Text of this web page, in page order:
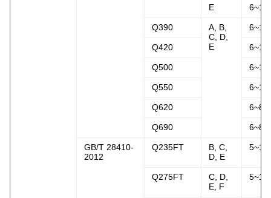
E
Q390
A, B,
C, D,
E
Q420
Q500
Q550
Q620 6~80
Q690 6~80
GB/T 28410-
2012
Q235FT
B, C,
D, E
Q275FT
C, D,
E, F